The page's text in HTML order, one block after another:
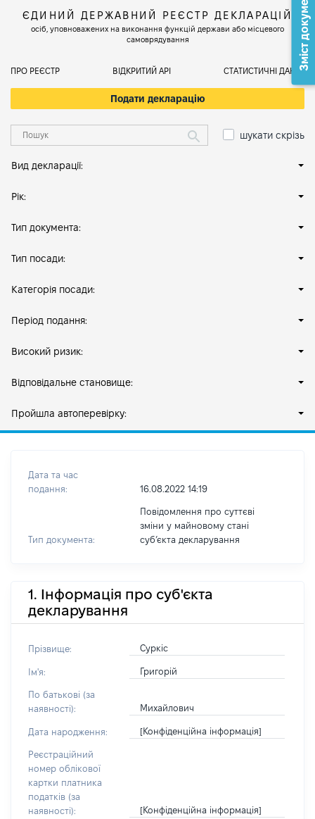
ЄДИНИЙ ДЕРЖАВНИЙ РЕЄСТР ДЕКЛАРАЦІЙ
осіб, уповноважених на виконання функцій держави або місцевого
самоврядування
ПРО РЕЄСТР ВІДКРИТИЙ АРІ СТАТИСТИЧНІ ДАНІ
Подати декларацію
шукати скрізь
Вид декларації:
Рік:
Тип документа:
Тип посади:
Категорія посади:
Період подання:
Високий ризик:
Відповідальне становище:
Пройшла автоперевірку:
Дата та час
подання:
16.08.2022 14:19
Тип документа:
Повідомлення про суттєві
зміни у майновому стані
субʼєкта декларування
1. Інформація про суб'єкта
декларування
Прізвище: Суркіс
Ім'я: Григорій
По батькові (за
наявності):
Михайлович
Дата народження: [Конфіденційна інформація]
Реєстраційний
номер облікової
картки платника
податків (за
наявності):
[Конфіденційна інформація]
Зміст документа